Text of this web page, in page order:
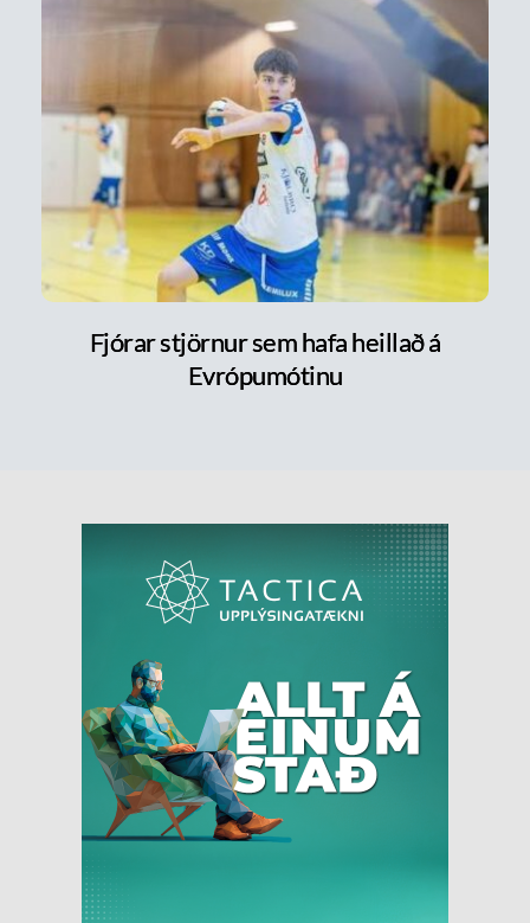
Fjórar stjörnur sem hafa heillað á
Evrópumótinu